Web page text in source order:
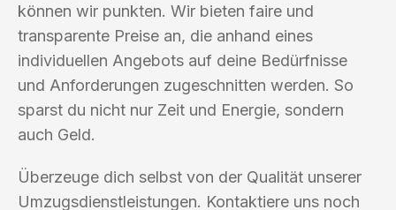
können wir punkten. Wir bieten faire und
transparente Preise an, die anhand eines
individuellen Angebots auf deine Bedürfnisse
und Anforderungen zugeschnitten werden. So
sparst du nicht nur Zeit und Energie, sondern
auch Geld.
Überzeuge dich selbst von der Qualität unserer
Umzugsdienstleistungen. Kontaktiere uns noch